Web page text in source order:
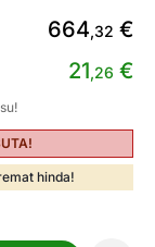
664,32 €
21,26 €
hinda!